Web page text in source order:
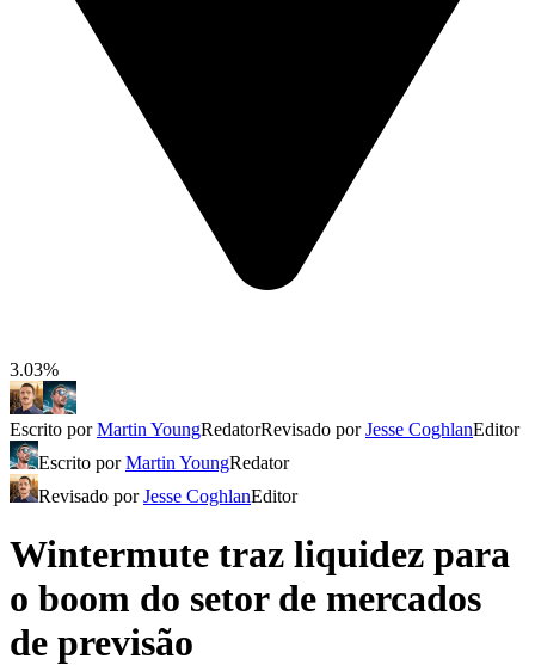
3.03%
Escrito porMartin YoungRedatorRevisado porJesse CoghlanEditor
Escrito porMartin YoungRedator
Revisado porJesse CoghlanEditor
Wintermute traz liquidez para
o boom do setor de mercados
de previsão